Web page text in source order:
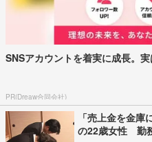
SNSアカウントを着実に成長。実
PR(Dreaw合同会社)
「売上金を金
の22歳女性 勤